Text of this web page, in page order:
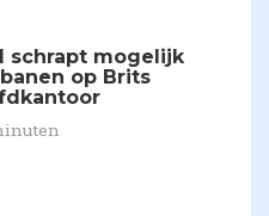
schrapt mogelijk
op Brits